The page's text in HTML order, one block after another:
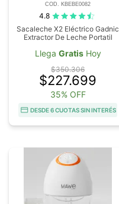
COD. KBEBE0082
4.8
Sacaleche X2 Eléctrico Gadnic
Extractor De Leche Portatil
Llega GratisHoy
$350.306
$227.699
35% OFF
DESDE 6 CUOTAS SIN INTERÉS